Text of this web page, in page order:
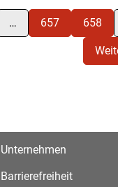
… 657 658
Unternehmen
Barrierefreiheit